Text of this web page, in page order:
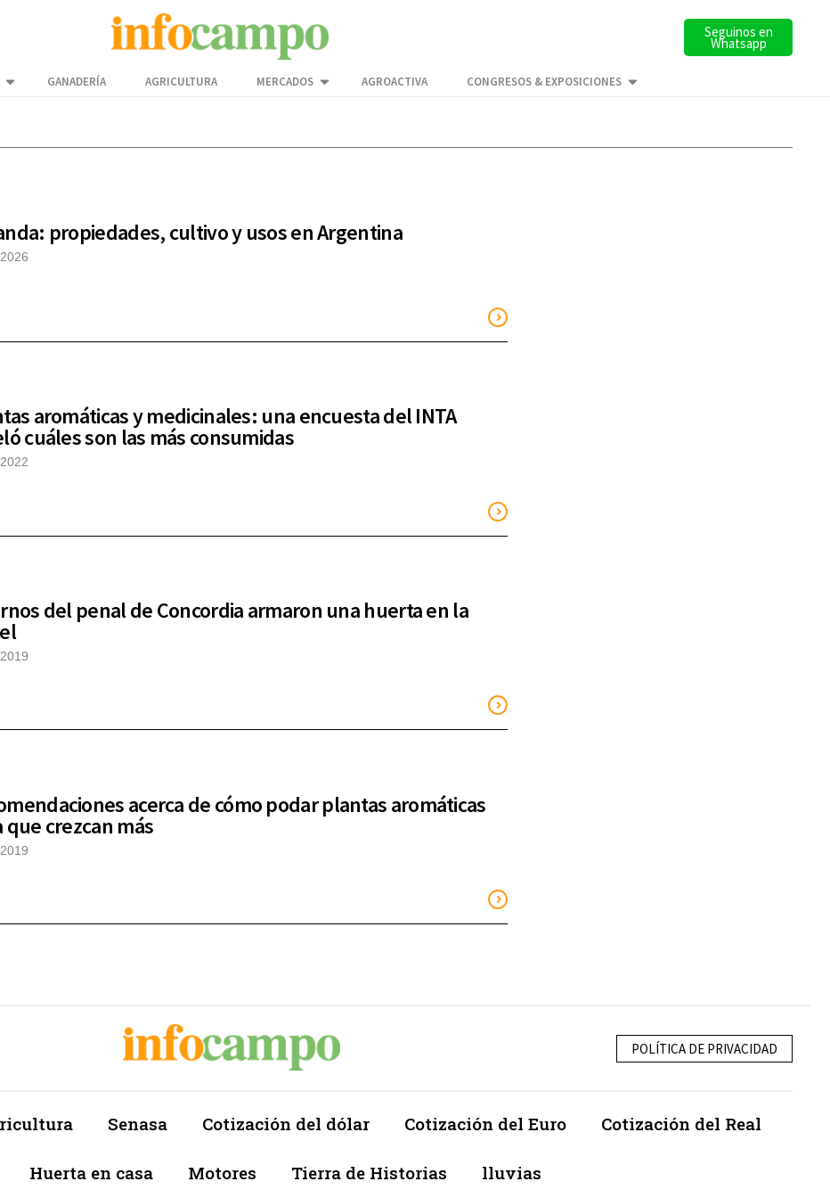
Seguinos en
Whatsapp
GANADERÍA AGRICULTURA MERCADOS AGROACTIVA CONGRESOS & EXPOSICIONES
propiedades, cultivo y usos en Argentina
aromáticas y medicinales: una encuesta del INTA
cuáles son las más consumidas
del penal de Concordia armaron una huerta en la
acerca de cómo podar plantas aromáticas
que crezcan más
POLÍTICA DE PRIVACIDAD
Senasa Cotización del dólar Cotización del Euro Cotización del Real
Huerta en casa Motores Tierra de Historias lluvias